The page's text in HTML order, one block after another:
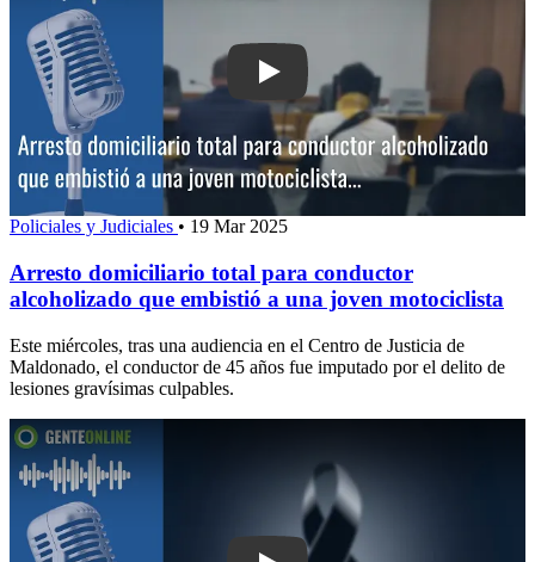
Play: Arresto domiciliario total para
Policiales y Judiciales • 19 Mar 2025
Arresto domiciliario total para conductor
alcoholizado que embistió a una joven motociclista
Este miércoles, tras una audiencia en el Centro de Justicia de
Maldonado, el conductor de 45 años fue imputado por el delito de
lesiones gravísimas culpables.